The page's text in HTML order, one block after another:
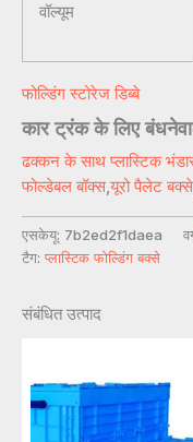
वॉल्यूम
फोल्डिंग स्टोरेज डिब्बे
कार ट्रंक के लिए
ढक्कन के साथ प्लास्टिक
फोल्डेबल बॉक्स,यूरो पैलेट बक्से
एसकेयू: 7b2ed2f1daea
टैग: प्लास्टिक फोल्डिंग बक्से
संबंधित उत्पाद